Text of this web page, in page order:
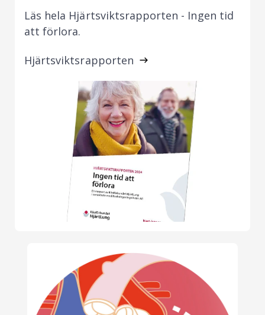
Läs hela Hjärtsviktsrapporten - Ingen tid
att förlora.
Hjärtsviktsrapporten